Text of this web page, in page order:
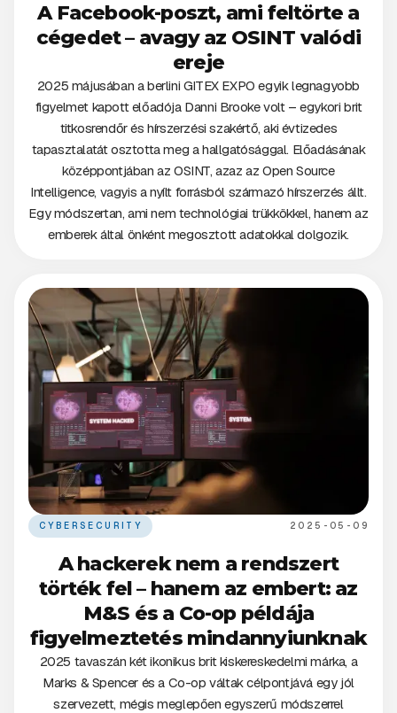
A Facebook-poszt, ami feltörte a
cégedet – avagy az OSINT valódi
ereje
2025 májusában a berlini GITEX EXPO egyik legnagyobb
figyelmet kapott előadója Danni Brooke volt – egykori brit
titkosrendőr és hírszerzési szakértő, aki évtizedes
tapasztalatát osztotta meg a hallgatósággal. Előadásának
középpontjában az OSINT, azaz az Open Source
Intelligence, vagyis a nyílt forrásból származó hírszerzés állt.
Egy módszertan, ami nem technológiai trükkökkel, hanem az
emberek által önként megosztott adatokkal dolgozik.
CYBERSECURITY 2025-05-09
A hackerek nem a rendszert
törték fel – hanem az embert: az
M&S és a Co-op példája
figyelmeztetés mindannyiunknak
2025 tavaszán két ikonikus brit kiskereskedelmi márka, a
Marks & Spencer és a Co-op váltak célpontjává egy jól
szervezett, mégis meglepően egyszerű módszerrel